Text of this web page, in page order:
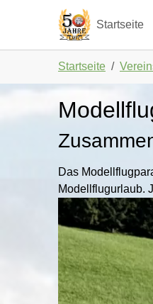
Skip to main navigation
Zum Hauptinhalt springen
Skip to page footer
Startseite
Startseite
Das
Modellflugurlaub.